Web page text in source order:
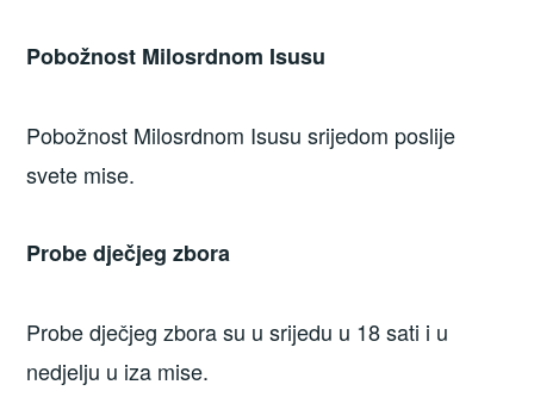
Pobožnost Milosrdnom Isusu
Pobožnost Milosrdnom Isusu srijedom poslije
svete mise.
Probe dječjeg zbora
Probe dječjeg zbora su u srijedu u 18 sati i u
nedjelju u iza mise.